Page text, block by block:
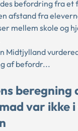
befordring fra
afstand fra
mellem skole og
Midtjylland
af befordr...
var ikke